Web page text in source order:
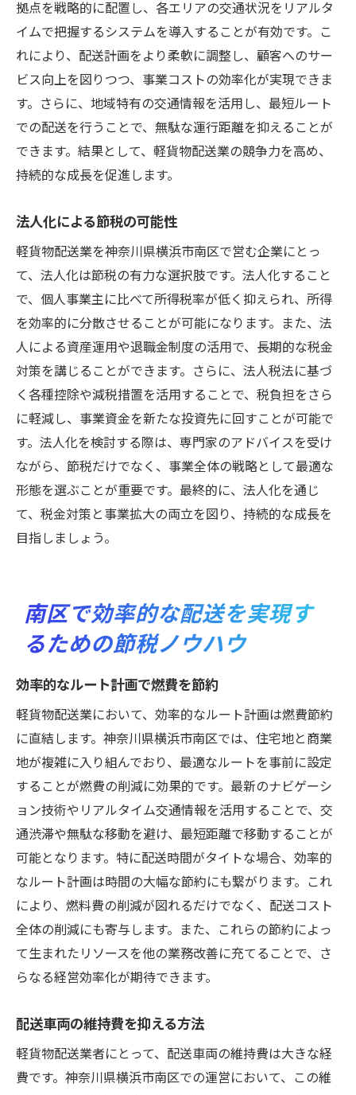
拠点を戦略的に配置し、各エリアの交通状況をリアルタ
イムで把握するシステムを導入することが有効です。こ
れにより、配送計画をより柔軟に調整し、顧客へのサー
ビス向上を図りつつ、事業コストの効率化が実現できま
す。さらに、地域特有の交通情報を活用し、最短ルート
での配送を行うことで、無駄な運行距離を抑えることが
できます。結果として、軽貨物配送業の競争力を高め、
持続的な成長を促進します。
法人化による節税の可能性
軽貨物配送業を神奈川県横浜市南区で営む企業にとっ
て、法人化は節税の有力な選択肢です。法人化すること
で、個人事業主に比べて所得税率が低く抑えられ、所得
を効率的に分散させることが可能になります。また、法
人による資産運用や退職金制度の活用で、長期的な税金
対策を講じることができます。さらに、法人税法に基づ
く各種控除や減税措置を活用することで、税負担をさら
に軽減し、事業資金を新たな投資先に回すことが可能で
す。法人化を検討する際は、専門家のアドバイスを受け
ながら、節税だけでなく、事業全体の戦略として最適な
形態を選ぶことが重要です。最終的に、法人化を通じ
て、税金対策と事業拡大の両立を図り、持続的な成長を
目指しましょう。
南区で効率的な配送を実現す
るための節税ノウハウ
効率的なルート計画で燃費を節約
軽貨物配送業において、効率的なルート計画は燃費節約
に直結します。神奈川県横浜市南区では、住宅地と商業
地が複雑に入り組んでおり、最適なルートを事前に設定
することが燃費の削減に効果的です。最新のナビゲーシ
ョン技術やリアルタイム交通情報を活用することで、交
通渋滞や無駄な移動を避け、最短距離で移動することが
可能となります。特に配送時間がタイトな場合、効率的
なルート計画は時間の大幅な節約にも繋がります。これ
により、燃料費の削減が図れるだけでなく、配送コスト
全体の削減にも寄与します。また、これらの節約によっ
て生まれたリソースを他の業務改善に充てることで、さ
らなる経営効率化が期待できます。
配送車両の維持費を抑える方法
軽貨物配送業者にとって、配送車両の維持費は大きな経
費です。神奈川県横浜市南区での運営において、この維